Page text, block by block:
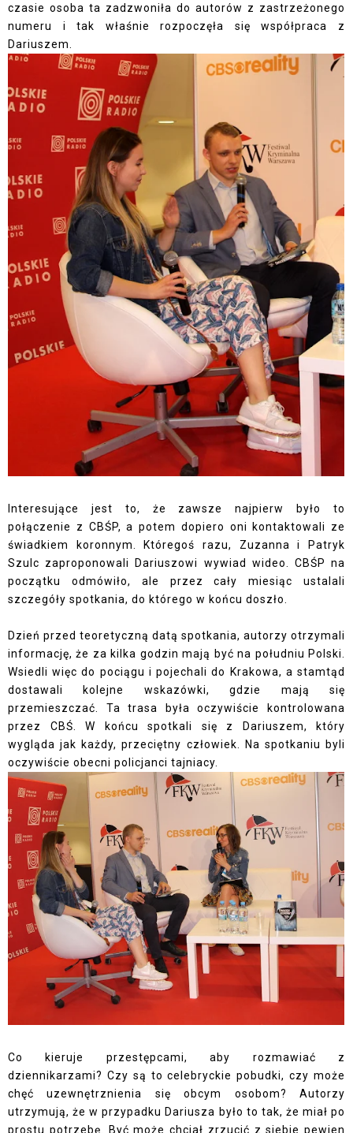
czasie osoba ta zadzwoniła do autorów z zastrzeżonego
numeru i tak właśnie rozpoczęła się współpraca z
Dariuszem.
Interesujące jest to, że zawsze najpierw było to
połączenie z CBŚP, a potem dopiero oni kontaktowali ze
świadkiem koronnym. Któregoś razu, Zuzanna i Patryk
Szulc zaproponowali Dariuszowi wywiad wideo. CBŚP na
początku odmówiło, ale przez cały miesiąc ustalali
szczegóły spotkania, do którego w końcu doszło.
Dzień przed teoretyczną datą spotkania, autorzy otrzymali
informację, że za kilka godzin mają być na południu Polski.
Wsiedli więc do pociągu i pojechali do Krakowa, a stamtąd
dostawali kolejne wskazówki, gdzie mają się
przemieszczać. Ta trasa była oczywiście kontrolowana
przez CBŚ. W końcu spotkali się z Dariuszem, który
wygląda jak każdy, przeciętny człowiek. Na spotkaniu byli
oczywiście obecni policjanci tajniacy.
Co kieruje przestępcami, aby rozmawiać z
dziennikarzami? Czy są to celebryckie pobudki, czy może
chęć uzewnętrznienia się obcym osobom? Autorzy
utrzymują, że w przypadku Dariusza było to tak, że miał po
prostu potrzebę. Być może chciał zrzucić z siebie pewien